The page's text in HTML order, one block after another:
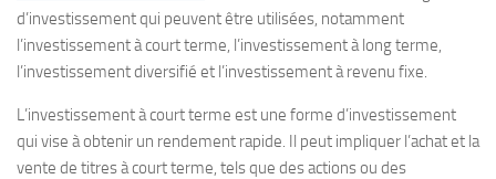
d’investissement qui peuvent être utilisées, notamment
l’investissement à court terme, l’investissement à long terme,
l’investissement diversifié et l’investissement à revenu fixe.
L’investissement à court terme est une forme d’investissement
qui vise à obtenir un rendement rapide. Il peut impliquer l’achat et la
vente de titres à court terme, tels que des actions ou des